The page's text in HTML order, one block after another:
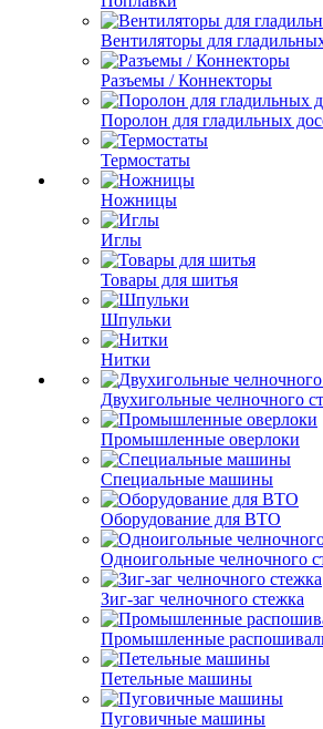
Вентиляторы для
Разъемы / Коннекторы
Поролон для гладильных
Термостаты
Ножницы
Иглы
Товары для шитья
Шпульки
Нитки
Двухигольные челночного
Промышленные оверлоки
Специальные машины
Оборудование для ВТО
Одноигольные челночного
Зиг-заг челночного стежка
Промышленные
Петельные машины
Пуговичные машины